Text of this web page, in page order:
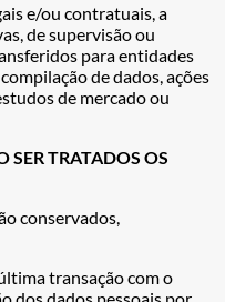
e/ou contratuais, a
de supervisão ou
para entidades
de dados, ações
de mercado ou
TRATADOS OS
conservados,
transação com o